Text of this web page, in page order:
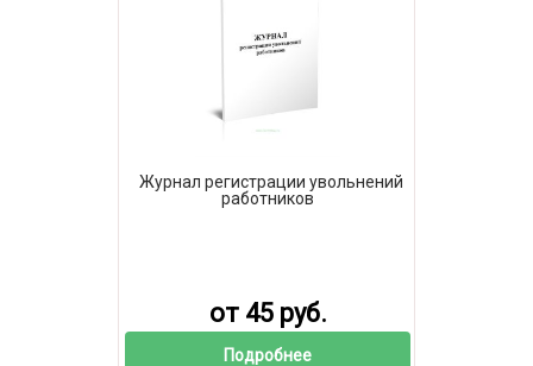
Журнал регистрации увольнений
работников
от 45 руб.
Подробнее